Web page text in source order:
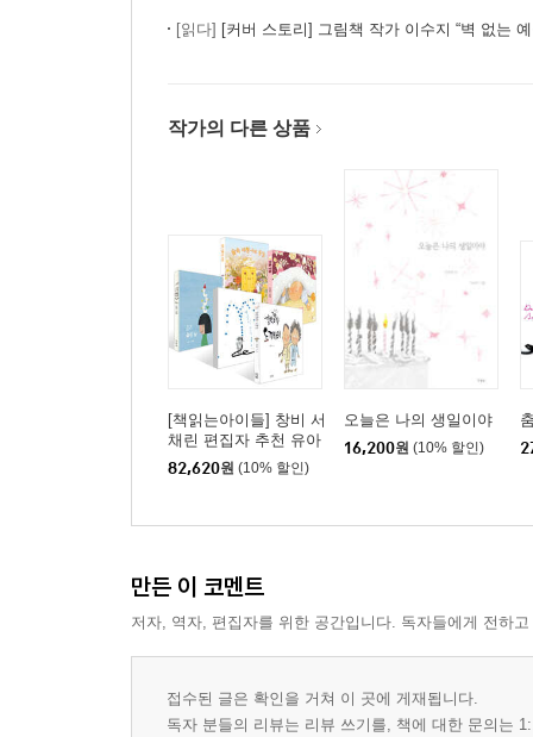
[읽다] [커버 스토리] 그림책 작가 이수지 “벽 없는 예
작가의 다른 상품
[책읽는아이들] 창비 서
채린 편집자 추천 유아
세트
82,620원 (10% 할인)
오늘은 나의 생일이야
16,200원 (10% 할인)
만든 이 코멘트
저자, 역자, 편집자를 위한 공간입니다. 독자들에게 전하
접수된 글은 확인을 거쳐 이 곳에 게재됩니다.
독자 분들의 리뷰는 리뷰 쓰기를, 책에 대한 문의는